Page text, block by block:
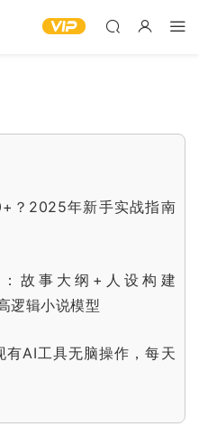
？2025年新手实战指南
故事大纲+人设构建
逻辑小说模型
有AI工具无脑操作，每天